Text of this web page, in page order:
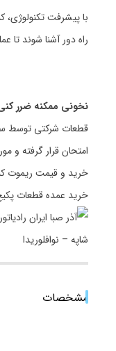
با پیشرفت تکنولوژی،
راه دور آشنا شوند تا
نخونی ممکنه ضرر
قطعات شرکتی توسط
امتحان قرار گرفته و
خرید و قیمت ریموت
خرید عمده قطعات
مشخصات